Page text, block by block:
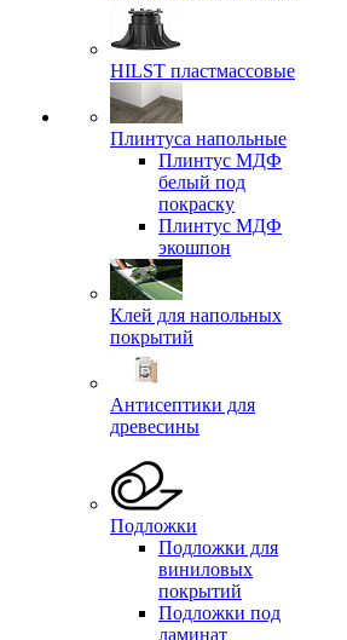
HILST пластмассовые
Плинтуса напольные
Плинтус МДФ
белый под
покраску
Плинтус МДФ
экошпон
Клей для напольных
покрытий
Антисептики для
древесины
Подложки
Подложки для
виниловых
покрытий
Подложки под
ламинат